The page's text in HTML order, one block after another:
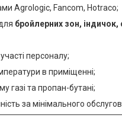
Agrologic, Fancom, Hotraco;
бройлерних зон, індичок,
персоналу;
в приміщенні;
газі та пропан-бутані;
за мінімального